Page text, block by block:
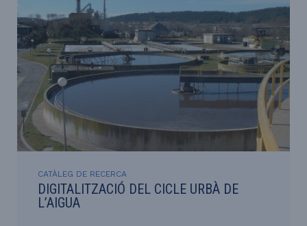
CATÀLEG DE RECERCA
DIGITALITZACIÓ DEL CICLE URBÀ DE
L’AIGUA